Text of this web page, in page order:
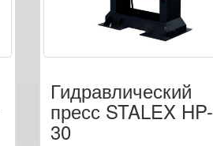
Гидравлический
пресс STALEX HP-
30